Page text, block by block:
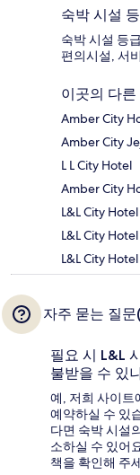
숙박 시설
숙박 시설 등
편의시설, 서
이곳의 다른
Amber City
Amber City
L L City Hotel
Amber City
L&L City
L&L City
L&L City
자주 묻는 질문
필요 시 L&L
불받을 수 있
예, 저희 사이트
예약하실 수 있
다면 숙박 시설
소하실 수 있어
책을 확인해 주